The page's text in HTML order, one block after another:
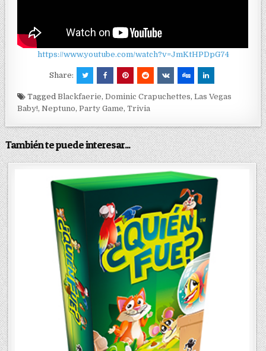
https://www.youtube.com/watch?v=JmKtHPDpG74
Share:
TaggedBlackfaerie,Dominic Crapuchettes,Las Vegas
Baby!,Neptuno,Party Game,Trivia
También te puede interesar...